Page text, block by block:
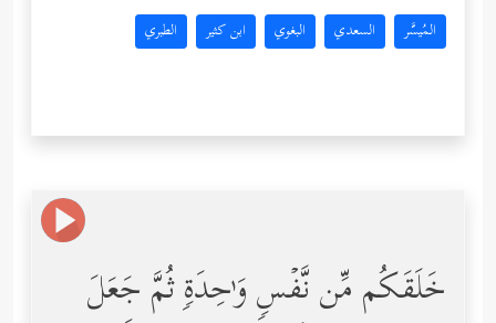
المُيسَّر السعدي البغوي ابن كثير الطبري
خَلَقَكُم مِّن نَّفۡسࣲ وَ ٰ⁠حِدَةࣲ ثُمَّ جَعَلَ